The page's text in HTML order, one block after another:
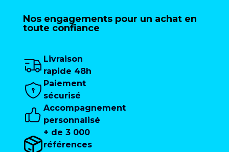
Nos engagements pour un achat en
toute confiance
Livraison
rapide 48h
Paiement
sécurisé
Accompagnement
personnalisé
+ de 3 000
références